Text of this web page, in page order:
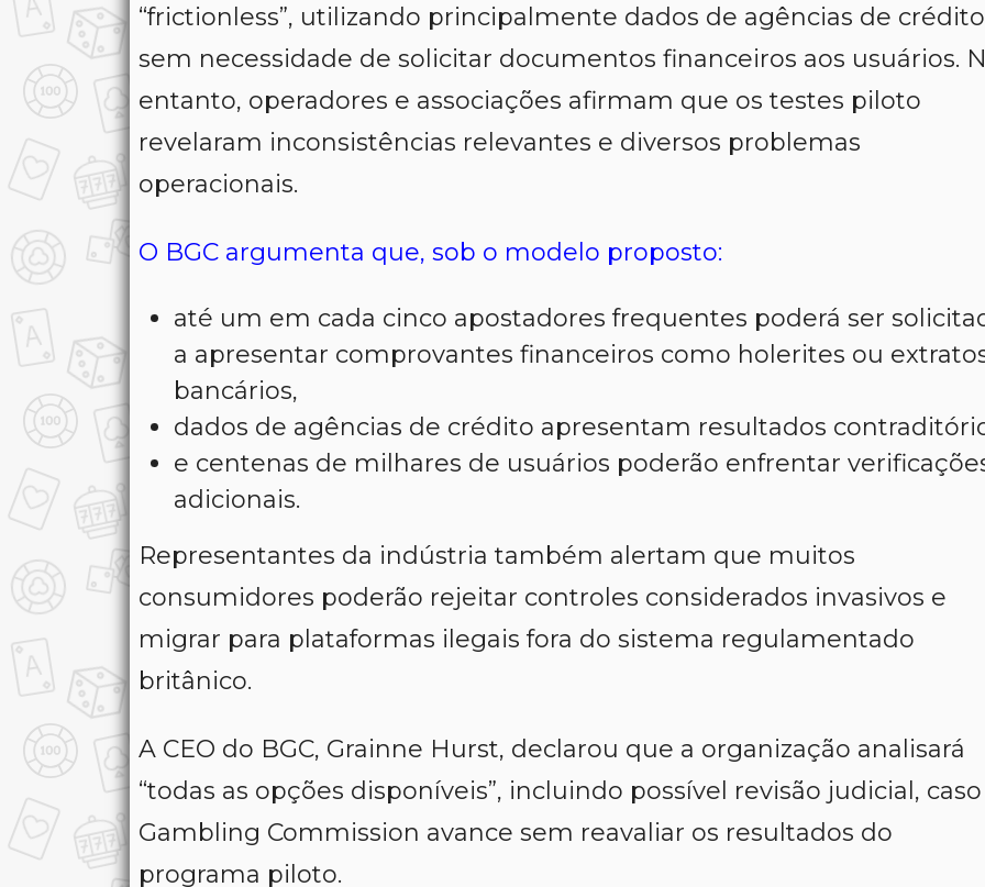
“frictionless”, utilizando principalmente dados de agências de crédito
sem necessidade de solicitar documentos financeiros aos usuários.
entanto, operadores e associações afirmam que os testes piloto
revelaram inconsistências relevantes e diversos problemas
operacionais.
O BGC argumenta que, sob o modelo proposto:
até um em cada cinco apostadores frequentes poderá ser
a apresentar comprovantes financeiros como holerites ou
bancários,
dados de agências de crédito apresentam resultados
e centenas de milhares de usuários poderão enfrentar
adicionais.
Representantes da indústria também alertam que muitos
consumidores poderão rejeitar controles considerados invasivos e
migrar para plataformas ilegais fora do sistema regulamentado
britânico.
A CEO do BGC, Grainne Hurst, declarou que a organização analisará
“todas as opções disponíveis”, incluindo possível revisão judicial,
Gambling Commission avance sem reavaliar os resultados do
programa piloto.